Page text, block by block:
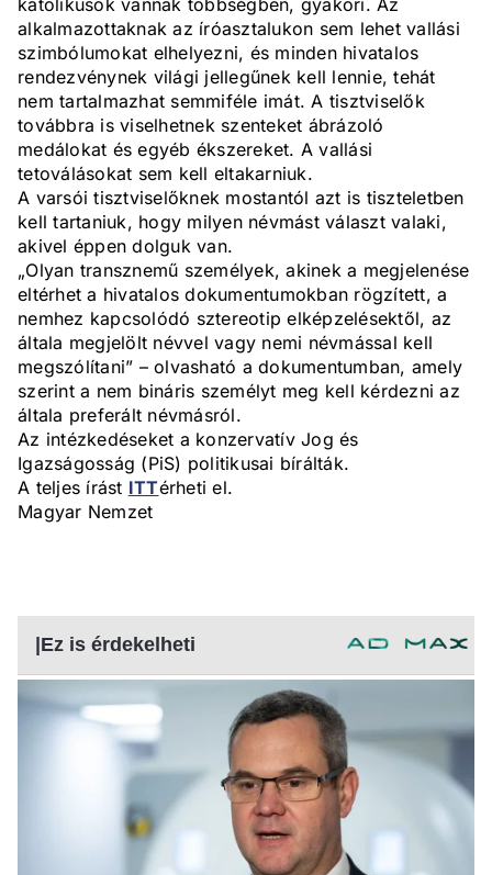
katolikusok vannak többségben, gyakori. Az
alkalmazottaknak az íróasztalukon sem lehet vallási
szimbólumokat elhelyezni, és minden hivatalos
rendezvénynek világi jellegűnek kell lennie, tehát
nem tartalmazhat semmiféle imát. A tisztviselők
továbbra is viselhetnek szenteket ábrázoló
medálokat és egyéb ékszereket. A vallási
tetoválásokat sem kell eltakarniuk.
A varsói tisztviselőknek mostantól azt is tiszteletben
kell tartaniuk, hogy milyen névmást választ valaki,
akivel éppen dolguk van.
„Olyan transznemű személyek, akinek a megjelenése
eltérhet a hivatalos dokumentumokban rögzített, a
nemhez kapcsolódó sztereotip elképzelésektől, az
általa megjelölt névvel vagy nemi névmással kell
megszólítani” – olvasható a dokumentumban, amely
szerint a nem bináris személyt meg kell kérdezni az
általa preferált névmásról.
Az intézkedéseket a konzervatív Jog és
Igazságosság (PiS) politikusai bírálták.
A teljes írást ITTérheti el.
Magyar Nemzet